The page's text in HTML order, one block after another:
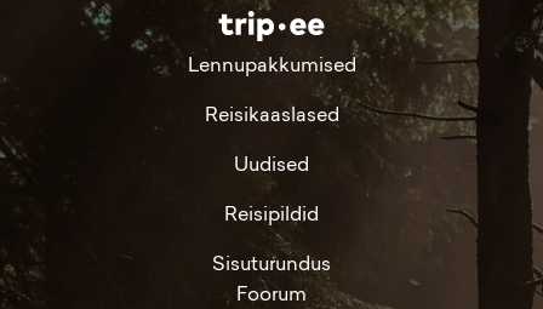
Lennupakkumised
Reisikaaslased
Uudised
Reisipildid
Sisuturundus
Foorum